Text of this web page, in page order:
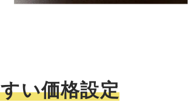
い価格設定